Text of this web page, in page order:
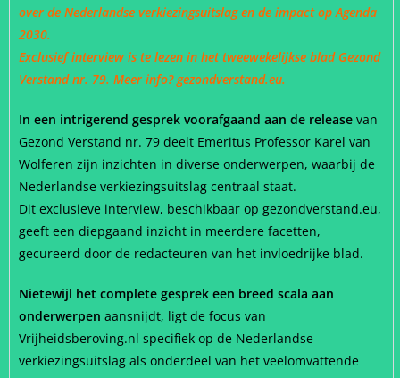
over de Nederlandse verkiezingsuitslag en de impact op Agenda
2030.
Exclusief interview is te lezen in het tweewekelijkse blad Gezond
Verstand nr. 79. Meer info? gezondverstand.eu.
In een intrigerend gesprek voorafgaand aan de release van
Gezond Verstand nr. 79 deelt Emeritus Professor Karel van
Wolferen zijn inzichten in diverse onderwerpen, waarbij de
Nederlandse verkiezingsuitslag centraal staat.
Dit exclusieve interview, beschikbaar op gezondverstand.eu,
geeft een diepgaand inzicht in meerdere facetten,
gecureerd door de redacteuren van het invloedrijke blad.
Nietewijl het complete gesprek een breed scala aan
onderwerpen aansnijdt, ligt de focus van
Vrijheidsberoving.nl specifiek op de Nederlandse
verkiezingsuitslag als onderdeel van het veelomvattende